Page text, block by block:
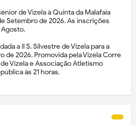
de Vizela à Quinta da Malafaia
Setembro de 2026. As inscrições
Agosto.
a II S. Silvestre de Vizela para a
de 2026. Promovida pela Vizela Corre
Vizela e Associação Atletismo
às 21 horas.